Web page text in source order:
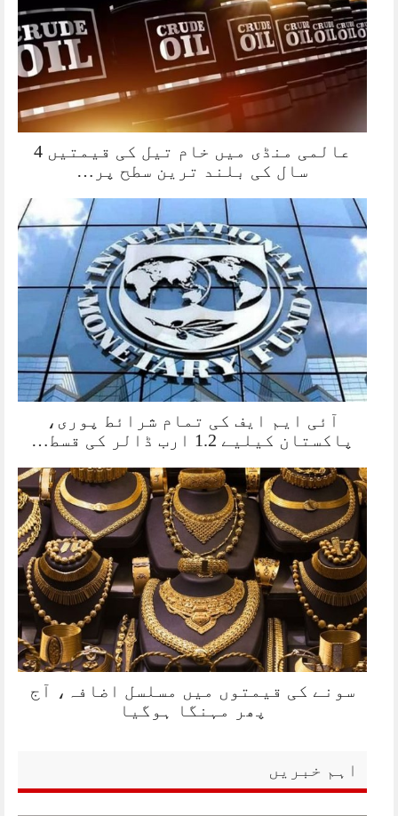
عالمی منڈی میں خام تیل کی قیمتیں 4
سال کی بلند ترین سطح پر…
آئی ایم ایف کی تمام شرائط پوری،
پاکستان کیلیے 1.2 ارب ڈالر کی قسط…
سونے کی قیمتوں میں مسلسل اضافہ، آج
پھر مہنگا ہوگیا
اہم خبریں